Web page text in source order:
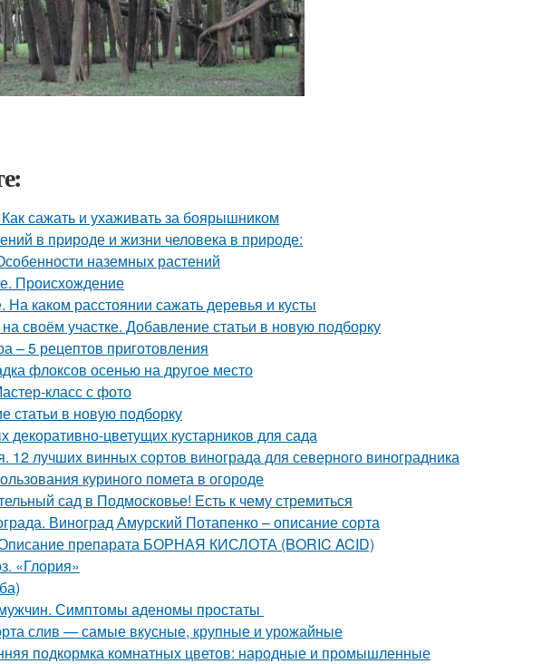
сажать и ухаживать за боярышником
в природе и жизни человека в природе:
наземных растений
Происхождение
На каком расстоянии сажать деревья и кусты
своём участке. Добавление статьи в новую подборку
– 5 рецептов приготовления
флоксов осенью на другое место
класс с фото
статьи в новую подборку
цветущих кустарников для сада
12 лучших винных сортов винограда для северного виноградника
куриного помета в огороде
сад в Подмосковье! Есть к чему стремиться
Виноград Амурский Потапенко – описание сорта
препарата БОРНАЯ КИСЛОТА (BORIC ACID)
«Глория»
Симптомы аденомы простаты
слив — самые вкусные, крупные и урожайные
подкормка комнатных цветов: народные и промышленные